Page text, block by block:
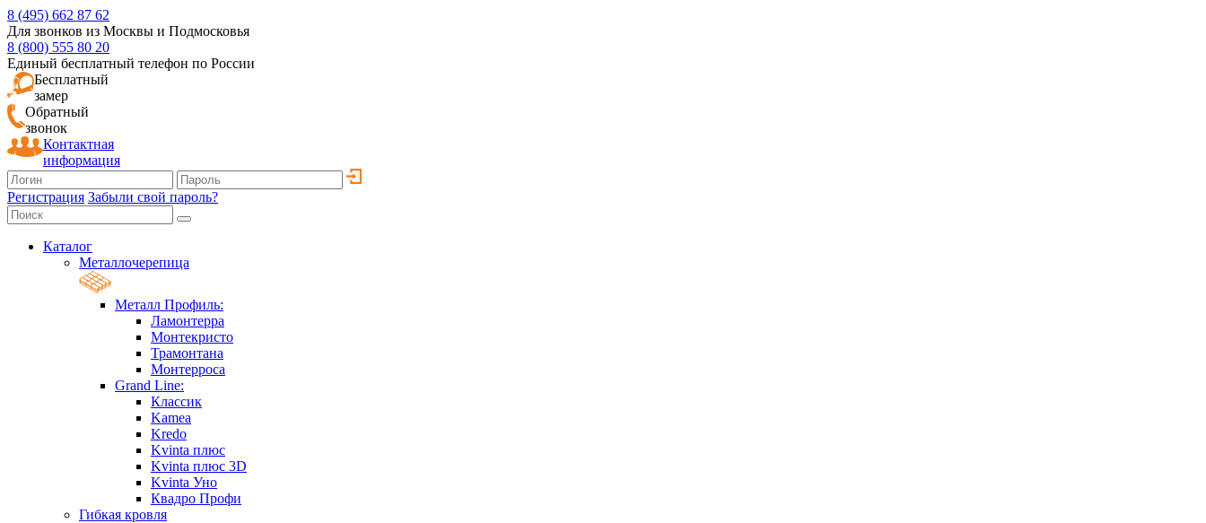
8 (495) 662 87 62
Для звонков из Москвы и Подмосковья
8 (800) 555 80 20
Единый бесплатный телефон по России
Бесплатный
замер
Обратный
звонок
Контактная
информация
Регистрация Забыли свой пароль?
Каталог
Металлочерепица
Металл Профиль:
Ламонтерра
Монтекристо
Трамонтана
Монтерроса
Grand Line:
Классик
Kamea
Kredo
Kvinta плюс
Kvinta плюс 3D
Kvinta Уно
Квадро Профи
Гибкая кровля